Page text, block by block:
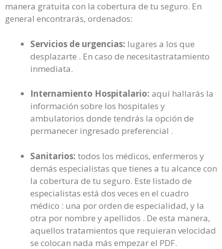
manera gratuita con la cobertura de tu seguro. En
general encontrarás, ordenados:
Servicios de urgencias: lugares a los que
desplazarte . En caso de necesitastratamiento
inmediata.
Internamiento Hospitalario: aquí hallarás la
información sobre los hospitales y
ambulatorios donde tendrás la opción de
permanecer ingresado preferencial .
Sanitarios: todos los médicos, enfermeros y
demás especialistas que tienes a tu alcance con
la cobertura de tu seguro. Este listado de
especialistas está dos veces en el cuadro
médico : una por orden de especialidad, y la
otra por nombre y apellidos . De esta manera,
aquellos tratamientos que requieran velocidad
se colocan nada más empezar el PDF.